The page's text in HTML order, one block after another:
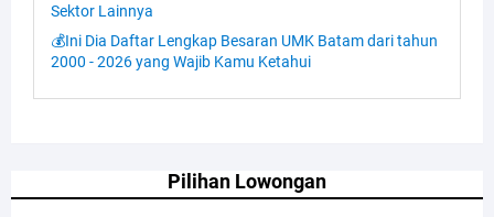
Sektor Lainnya
💰Ini Dia Daftar Lengkap Besaran UMK Batam dari tahun
2000 - 2026 yang Wajib Kamu Ketahui
Pilihan Lowongan